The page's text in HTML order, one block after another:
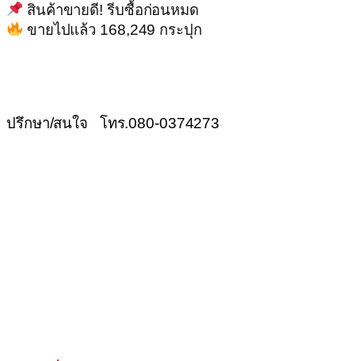
สินค้าขายดี! รีบซื้อก่อนหมด
ขายไปแล้ว 168,249 กระปุก
ปรึกษา/สนใจ โทร.080-0374273